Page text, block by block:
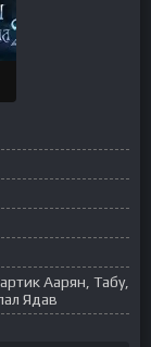
Аарян, Табу,
Ядав